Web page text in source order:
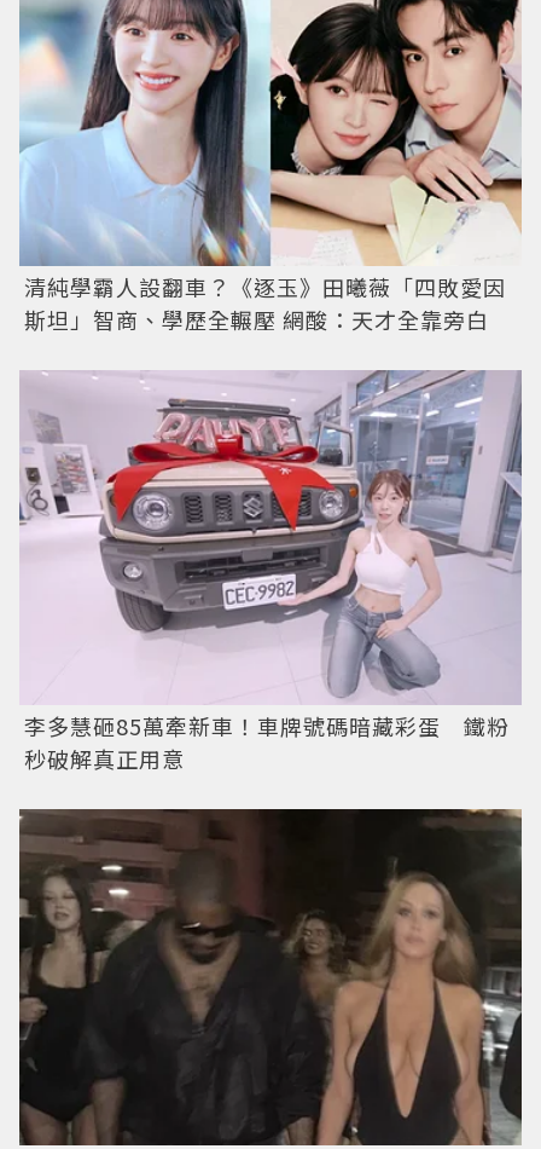
清純學霸人設翻車？《逐玉》田曦薇「四敗愛因
斯坦」智商、學歷全輾壓 網酸：天才全靠旁白
李多慧砸85萬牽新車！車牌號碼暗藏彩蛋 鐵粉
秒破解真正用意